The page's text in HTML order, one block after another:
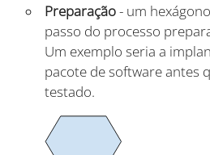
Preparação- um
passo do processo
Um exemplo seria a
pacote de software antes
testado.